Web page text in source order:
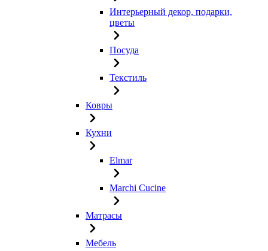
Интерьерный декор, подарки,
цветы
Посуда
Текстиль
Ковры
Кухни
Elmar
Marchi Cucine
Матрасы
Мебель